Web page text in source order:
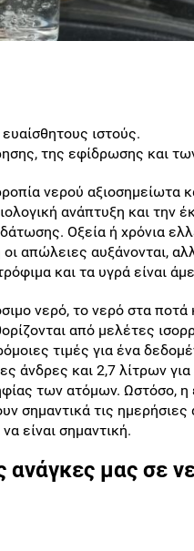
ιστούς.
της εφίδρωσης και
νερού αξιοσημείωτα
ανάπτυξη και την
Οξεία ή χρόνια
απώλειες αυξάνονται,
και τα υγρά είναι
νερό, το νερό στα ποτά
από μελέτες
τιμές για ένα
άνδρες και 2,7 λίτρων για
των ατόμων. Ωστόσο,
σημαντικά τις ημερήσιες
είναι σημαντική.
ανάγκες μας σε